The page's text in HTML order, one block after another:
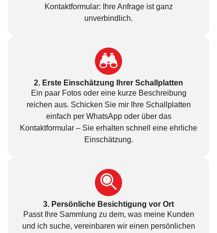
Kontaktformular: Ihre Anfrage ist ganz
unverbindlich.
2. Erste Einschätzung Ihrer Schallplatten
Ein paar Fotos oder eine kurze Beschreibung
reichen aus. Schicken Sie mir Ihre Schallplatten
einfach per WhatsAppoder über das
Kontaktformular – Sie erhalten schnell eine ehrliche
Einschätzung.
3. Persönliche Besichtigung vor Ort
Passt Ihre Sammlung zu dem, was meine Kunden
und ich suche, vereinbaren wir einen persönlichen